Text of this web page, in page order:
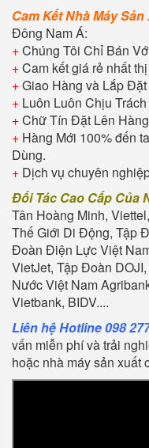
Cam Kết Nhà Máy
Đông Nam Á:
+Chúng Tôi Chỉ Bán
+Cam kết giá rẻ nhất
+Giao Hàng và Lắp
+ Luôn Luôn Chịu
+Chữ Tín Đặt Lên
+ Hàng Mới 100% đến
Dùng.
+ Dịch vụ chuyên
Đối Tác Cao Cấp Của
Tân Hoàng Minh,
Thế Giới Di Động, Tập
Đoàn Điện Lực Việt
VietJet, Tập Đoàn
Nước Việt Nam
Vietbank, BIDV....
Liên hệ Hotline 098
vấn miễn phí và trải
hoặc nhà máy sản xuất